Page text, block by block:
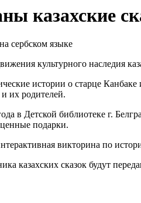
казахские
культурного наследия
истории о старце
их родителей.
в Детской библиотеке г.
подарки.
викторина по
казахских сказок будут